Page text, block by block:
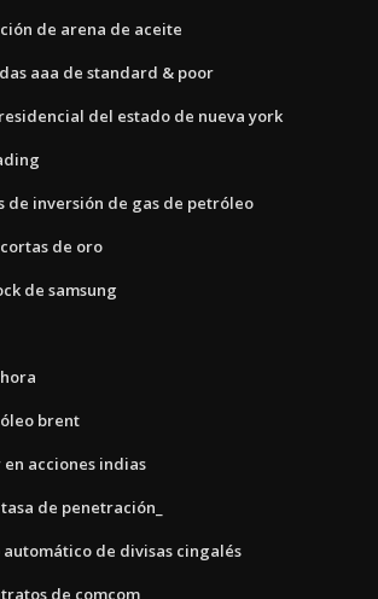
de arena de aceite
aaa de standard & poor
del estado de nueva york
de inversión de gas de petróleo
de oro
de samsung
brent
acciones indias
de penetración_
de divisas cingalés
de comcom